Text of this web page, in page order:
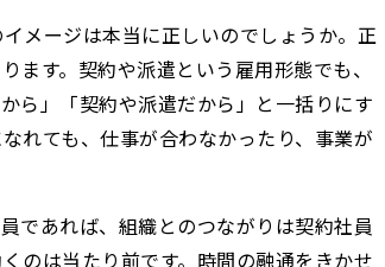
メージは本当に正しいのでしょうか。正
ます。契約や派遣という雇用形態でも、
ら」「契約や派遣だから」と一括りにす
れても、仕事が合わなかったり、事業が
であれば、組織とのつながりは契約社員
のは当たり前です。時間の融通をきかせ